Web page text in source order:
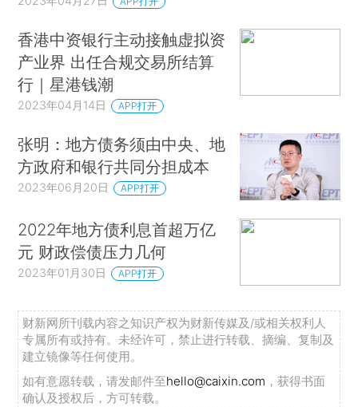
香港中资银行主动接触虚拟资
产业界 出任合规交易所结算
行｜星港钱潮
2023年04月14日 APP打开
张明：地方债务须由中央、地
方政府和银行共同分担成本
2023年06月20日 APP打开
2022年地方债利息首超万亿
元 财政偿债压力几何
2023年01月30日 APP打开
财新网所刊载内容之知识产权为财新传媒及/或相关权利人
专属所有或持有。未经许可，禁止进行转载、摘编、复制及
建立镜像等任何使用。
如有意愿转载，请发邮件至hello@caixin.com ，获得书面
确认及授权后，方可转载。